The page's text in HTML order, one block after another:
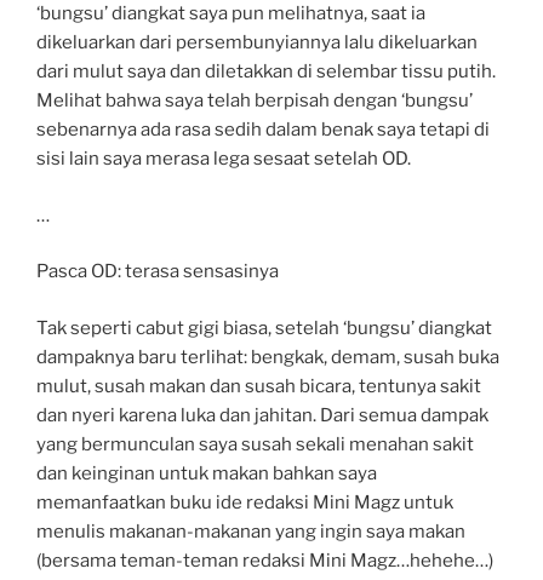
‘bungsu’ diangkat saya pun melihatnya, saat ia
dikeluarkan dari persembunyiannya lalu dikeluarkan
dari mulut saya dan diletakkan di selembar tissu putih.
Melihat bahwa saya telah berpisah dengan ‘bungsu’
sebenarnya ada rasa sedih dalam benak saya tetapi di
sisi lain saya merasa lega sesaat setelah OD.
…
Pasca OD: terasa sensasinya
Tak seperti cabut gigi biasa, setelah ‘bungsu’ diangkat
dampaknya baru terlihat: bengkak, demam, susah buka
mulut, susah makan dan susah bicara, tentunya sakit
dan nyeri karena luka dan jahitan. Dari semua dampak
yang bermunculan saya susah sekali menahan sakit
dan keinginan untuk makan bahkan saya
memanfaatkan buku ide redaksi Mini Magz untuk
menulis makanan-makanan yang ingin saya makan
(bersama teman-teman redaksi Mini Magz…hehehe…)